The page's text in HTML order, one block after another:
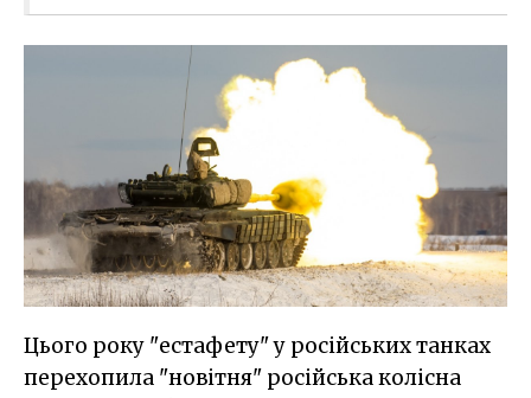
Цього року "естафету" у російських танках
перехопила "новітня" російська колісна